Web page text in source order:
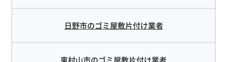
日野市のゴミ屋敷片付け業者
東村山市のゴミ屋敷片付け業者